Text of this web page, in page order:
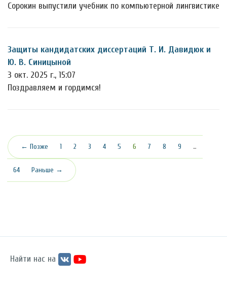
Сорокин выпустили учебник по компьютерной лингвистике
Защиты кандидатских диссертаций Т. И. Давидюк и
Ю. В. Синицыной
3 окт. 2025 г., 15:07
Поздравляем и гордимся!
← Позже 1 2 3 4 5 6 (текущая)
7 8 9 …
64 Раньше →
Найти нас на